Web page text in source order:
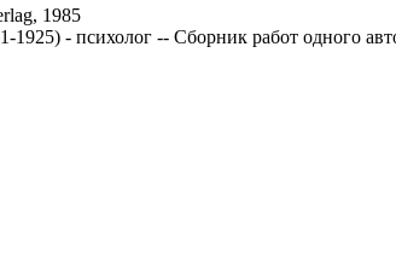
1985
- психолог -- Сборник работ одного